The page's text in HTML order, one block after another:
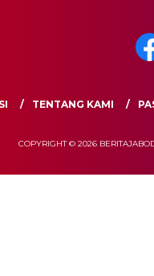
TENTANG KAMI
COPYRIGHT © 2026